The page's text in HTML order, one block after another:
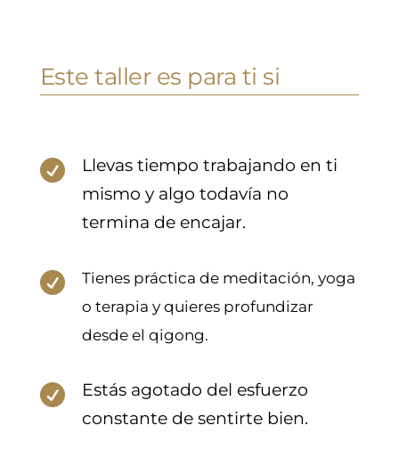
Este taller es para ti si

Llevas tiempo trabajando en ti
mismo y algo todavía no
termina de encajar.

Tienes práctica de meditación, yoga
o terapia y quieres profundizar
desde el qigong.

Estás agotado del esfuerzo
constante de sentirte bien.